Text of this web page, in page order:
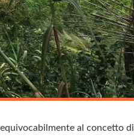
al concetto di